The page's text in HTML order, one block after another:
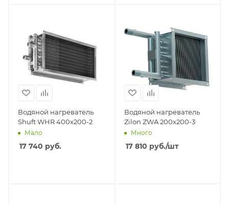
Водяной нагреватель
Shuft WHR 400x200-2
Мало
17 740 руб.
Водяной нагреватель
Zilon ZWA 200x200-3
Много
17 810 руб./шт